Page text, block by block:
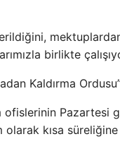
birlikte
Kaldırma
Pazartesi
kısa süreliğine